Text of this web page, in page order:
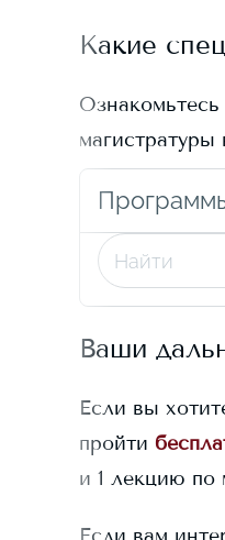
Какие
магистратуры
Ваши
Если вы
пройти
и 1 лекцию по